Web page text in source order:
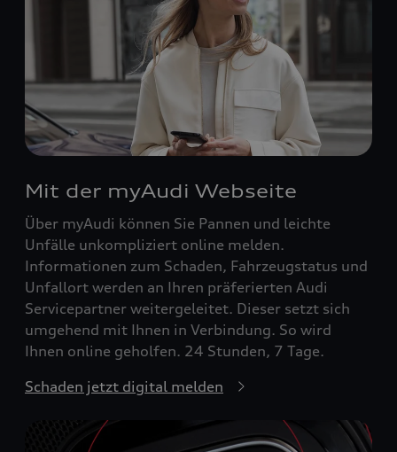
Mit der myAudi Webseite
Über myAudi können Sie Pannen und leichte
Unfälle unkompliziert online melden.
Informationen zum Schaden, Fahrzeugstatus und
Unfallort werden an Ihren präferierten Audi
Servicepartner weitergeleitet. Dieser setzt sich
umgehend mit Ihnen in Verbindung. So wird
Ihnen online geholfen. 24 Stunden, 7 Tage.
Schaden jetzt digital melden